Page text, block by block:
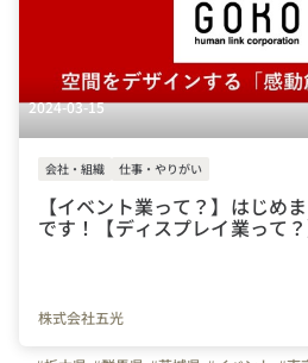
2024-03-15
会社・組織 仕事・やりがい
【イベント業って？】はじめ
です！【ディスプレイ業って？
株式会社五光